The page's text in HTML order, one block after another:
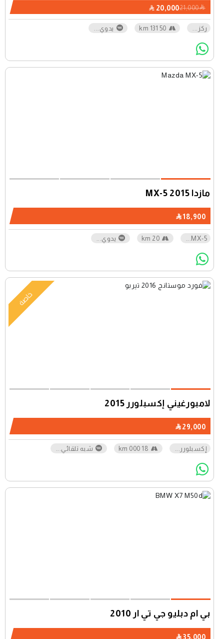
21,000
20,000
ركز 50 131 km يدوي
18,900
مازدا MX-5 2015
MX-5
20 km يدوي
خاصة
29,000
لامبورغيني إكسبلورر 2015
إكسبلورر 18 000 km شبه تلقائي
35,000
بي ام دبليو جي تي آر 2010